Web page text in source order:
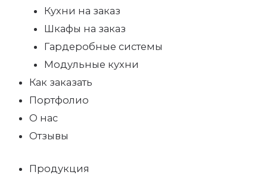
Кухни на заказ
Шкафы на заказ
Гардеробные системы
Модульные кухни
Как заказать
Портфолио
О нас
Отзывы
Продукция